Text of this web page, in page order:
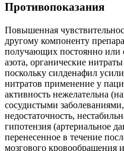
Противопоказания
Повышенная
другому компоненту
получающих постоянно или
азота, органические
поскольку силденафил
нитратов применение у
активность нежелательна
сосудистыми
недостаточность,
гипотензия (артериальное
перенесенное в течение
мозгового кровообращения